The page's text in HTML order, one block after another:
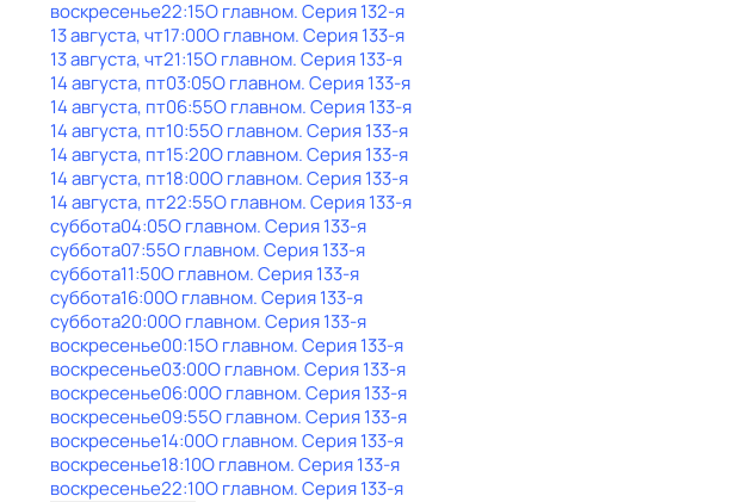
воскресенье22:15О главном. Серия 132-я
13 августа, чт17:00О главном. Серия 133-я
13 августа, чт21:15О главном. Серия 133-я
14 августа, пт03:05О главном. Серия 133-я
14 августа, пт06:55О главном. Серия 133-я
14 августа, пт10:55О главном. Серия 133-я
14 августа, пт15:20О главном. Серия 133-я
14 августа, пт18:00О главном. Серия 133-я
14 августа, пт22:55О главном. Серия 133-я
суббота04:05О главном. Серия 133-я
суббота07:55О главном. Серия 133-я
суббота11:50О главном. Серия 133-я
суббота16:00О главном. Серия 133-я
суббота20:00О главном. Серия 133-я
воскресенье00:15О главном. Серия 133-я
воскресенье03:00О главном. Серия 133-я
воскресенье06:00О главном. Серия 133-я
воскресенье09:55О главном. Серия 133-я
воскресенье14:00О главном. Серия 133-я
воскресенье18:10О главном. Серия 133-я
воскресенье22:10О главном. Серия 133-я